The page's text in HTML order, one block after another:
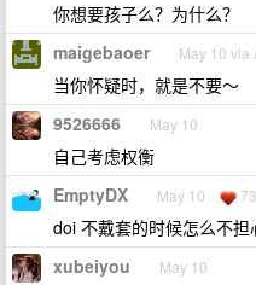
你想要孩子么？为什么？
maigebaoer May 10 via
当你怀疑时，就是不要～
9526666 May 10
自己考虑权衡
EmptyDX May 10 73
doi 不戴套的时候怎么不担
xubeiyou May 10